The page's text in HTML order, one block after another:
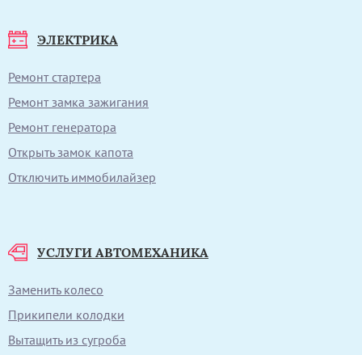
ЭЛЕКТРИКА
Ремонт стартера
Ремонт замка зажигания
Ремонт генератора
Открыть замок капота
Отключить иммобилайзер
УСЛУГИ АВТОМЕХАНИКА
Заменить колесо
Прикипели колодки
Вытащить из сугроба